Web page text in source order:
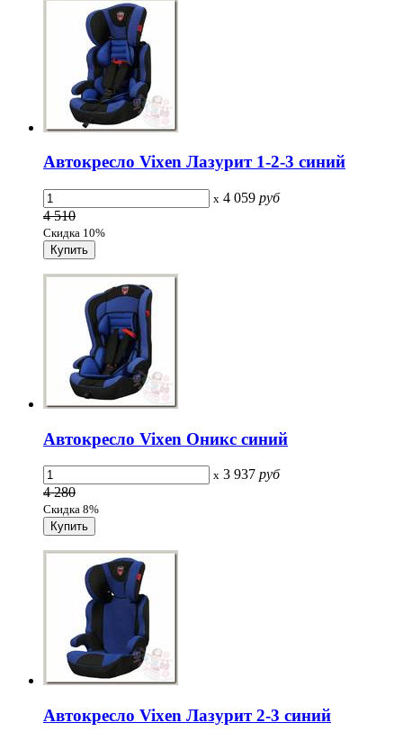
Автокресло Vixen Лазурит 1-2-3 синий
x 4 059 руб
4 510
Скидка 10%
Автокресло Vixen Оникс синий
x 3 937 руб
4 280
Скидка 8%
Автокресло Vixen Лазурит 2-3 синий